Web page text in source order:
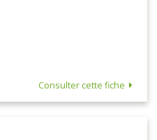
Consulter cette fiche